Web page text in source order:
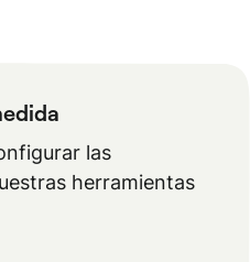
las
herramientas